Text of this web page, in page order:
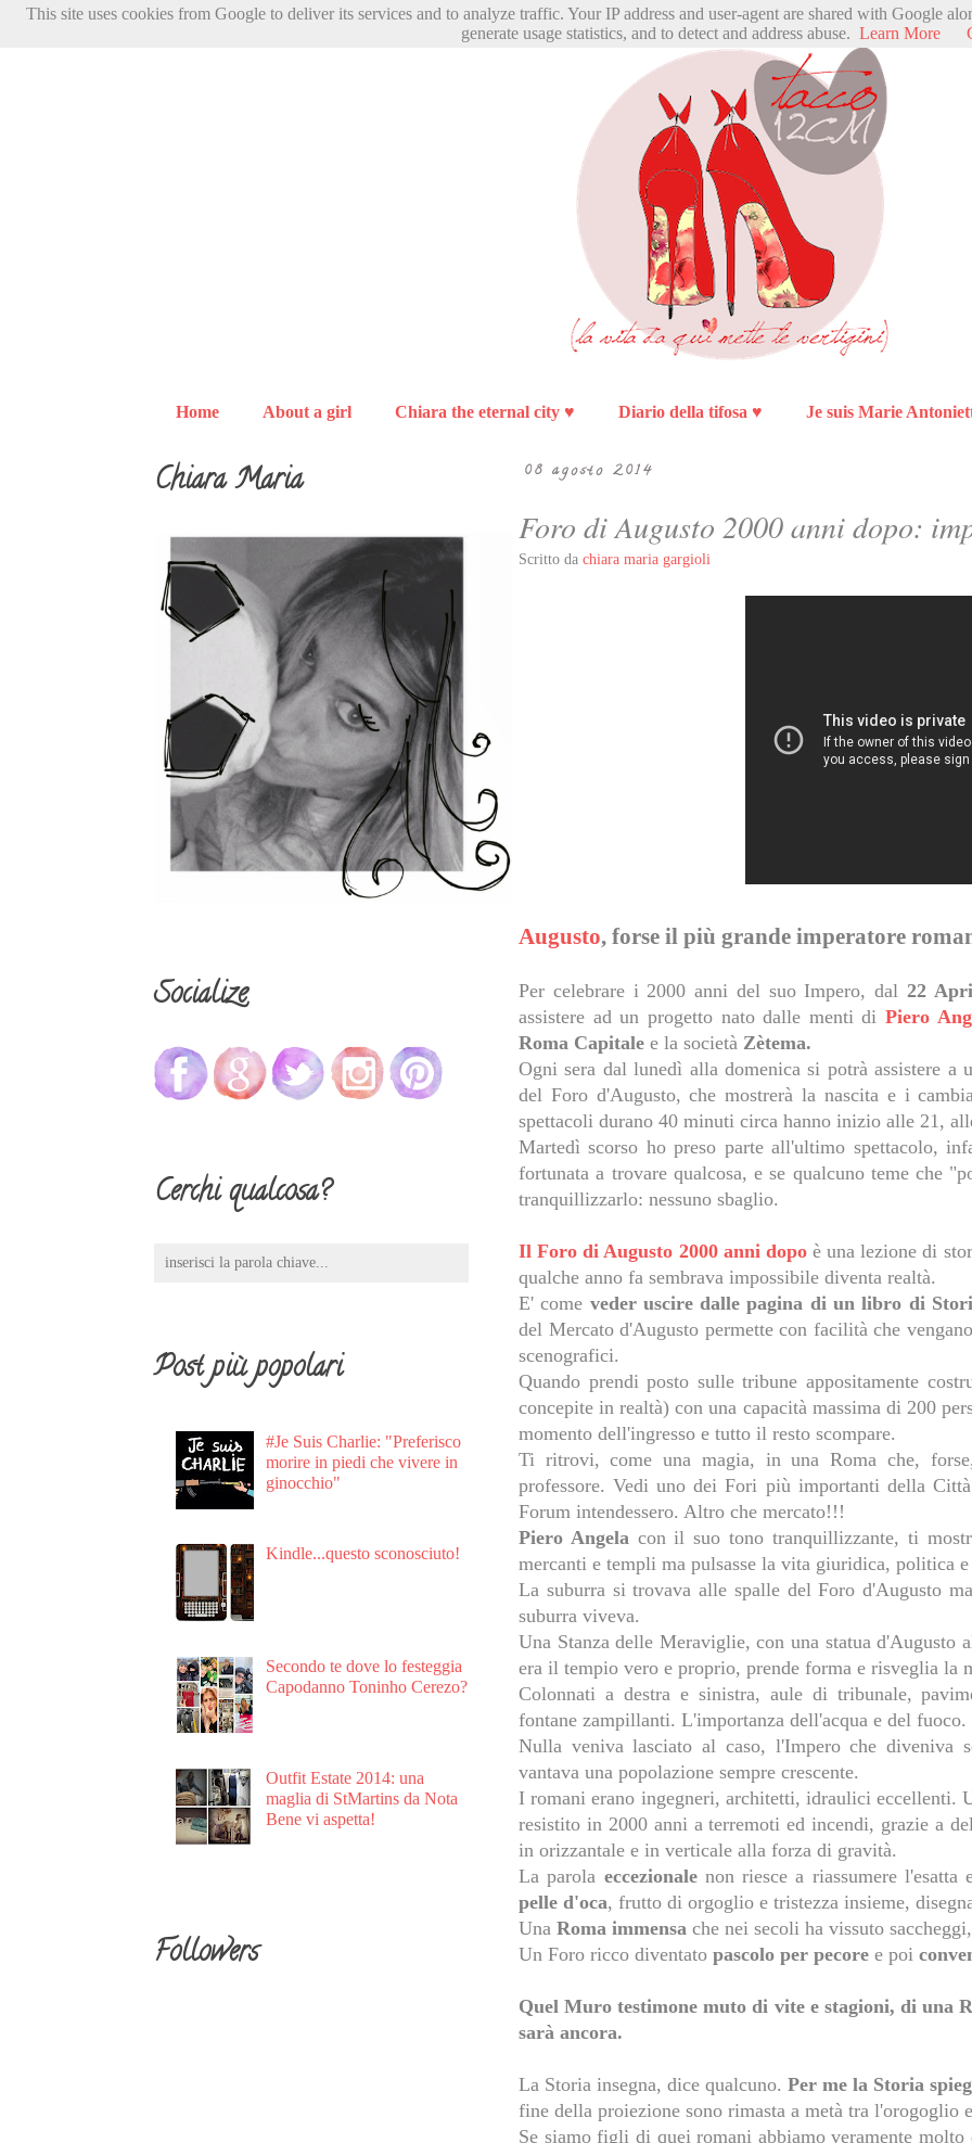
Home About a girl Chiara the eternal city ♥ Diario della tifosa ♥ Je suis Marie
08 agosto 2014
Foro di Augusto 2000 anni dopo:
Scritto da chiara maria gargioli
Augusto, forse il più grande imperatore
Per celebrare i 2000 anni del suo Impero, dal 22
assistere ad un progetto nato dalle menti di Piero
Roma Capitale e la società Zètema.
Ogni sera dal lunedì alla domenica si potrà assistere
del Foro d'Augusto, che mostrerà la nascita e i
spettacoli durano 40 minuti circa hanno inizio alle 21,
Martedì scorso ho preso parte all'ultimo spettacolo,
fortunata a trovare qualcosa, e se qualcuno teme che
tranquillizzarlo: nessuno sbaglio.
Il Foro di Augusto 2000 anni dopoè una lezione di
qualche anno fa sembrava impossibile diventa realtà.
E' come veder uscire dalle pagina di un libro di
del Mercato d'Augusto permette con facilità che
scenografici.
Quando prendi posto sulle tribune appositamente
concepite in realtà) con una capacità massima di 200
momento dell'ingresso e tutto il resto scompare.
Ti ritrovi, come una magia, in una Roma che,
professore. Vedi uno dei Fori più importanti della
Forum intendessero. Altro che mercato!!!
Piero Angela con il suo tono tranquillizzante, ti
mercanti e templi ma pulsasse la vita giuridica, politica
La suburra si trovava alle spalle del Foro d'Augusto
suburra viveva.
Una Stanza delle Meraviglie, con una statua d'Augusto
era il tempio vero e proprio, prende forma e risveglia la
Colonnati a destra e sinistra, aule di tribunale,
fontane zampillanti. L'importanza dell'acqua e del fuoco.
Nulla veniva lasciato al caso, l'Impero che diveniva
vantava una popolazione sempre crescente.
I romani erano ingegneri, architetti, idraulici eccellenti.
resistito in 2000 anni a terremoti ed incendi, grazie a
in orizzantale e in verticale alla forza di gravità.
La parola eccezionalenon riesce a riassumere l'esatta
pelle d'oca, frutto di orgoglio e tristezza insieme,
Una Roma immensa che nei secoli ha vissuto
Un Foro ricco diventato pascolo per pecore e poi
Quel Muro testimone muto di vite e stagioni, di una
sarà ancora.
La Storia insegna, dice qualcuno. Per me la Storia
fine della proiezione sono rimasta a metà tra l'orogoglio
Se siamo figli di quei romani abbiamo veramente
Chiara Maria
Socialize
Cerchi qualcosa?
Post più popolari
#Je Suis Charlie: "Preferisco
morire in piedi che vivere in
ginocchio"
Kindle...questo sconosciuto!
Secondo te dove lo festeggia
Capodanno Toninho Cerezo?
Outfit Estate 2014: una
maglia di StMartins da Nota
Bene vi aspetta!
Followers
This site uses cookies from Google to deliver its services and to analyze traffic. Your IP address and user-agent are shared with Google
generate usage statistics, and to detect and address abuse. Learn More